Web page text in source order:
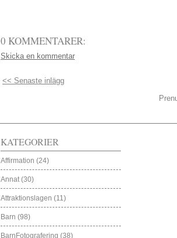
0 KOMMENTARER:
Skicka en kommentar
<< Senaste inlägg
KATEGORIER
Affirmation (24)
Annat (30)
Attraktionslagen (11)
Barn (98)
BarnFotografering (38)